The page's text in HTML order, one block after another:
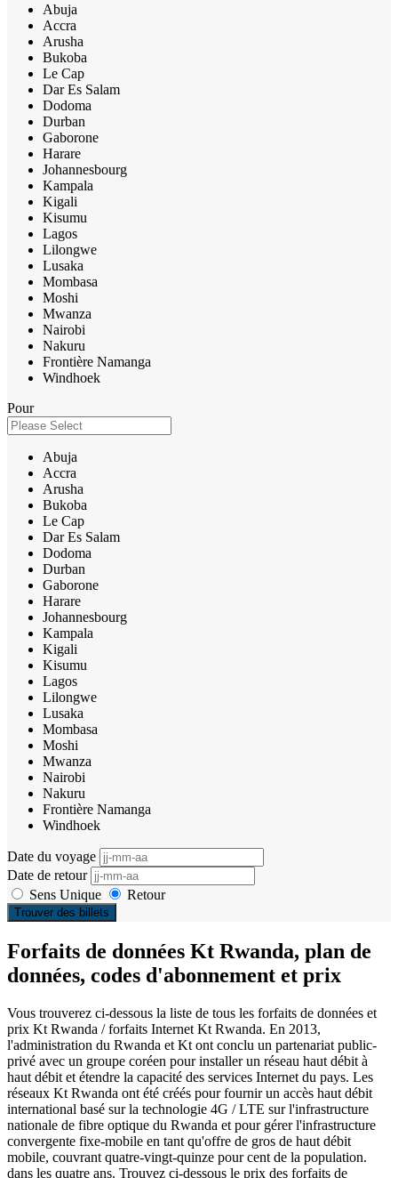
Abuja
Accra
Arusha
Bukoba
Le Cap
Dar Es Salam
Dodoma
Durban
Gaborone
Harare
Johannesbourg
Kampala
Kigali
Kisumu
Lagos
Lilongwe
Lusaka
Mombasa
Moshi
Mwanza
Nairobi
Nakuru
Frontière Namanga
Windhoek
Pour
Abuja
Accra
Arusha
Bukoba
Le Cap
Dar Es Salam
Dodoma
Durban
Gaborone
Harare
Johannesbourg
Kampala
Kigali
Kisumu
Lagos
Lilongwe
Lusaka
Mombasa
Moshi
Mwanza
Nairobi
Nakuru
Frontière Namanga
Windhoek
Date du voyage
Date de retour
Sens Unique
Retour
Trouver des billets
Forfaits de données Kt Rwanda, plan de
données, codes d'abonnement et prix
Vous trouverez ci-dessous la liste de tous les forfaits de données et
prix Kt Rwanda / forfaits Internet Kt Rwanda. En 2013,
l'administration du Rwanda et Kt ont conclu un partenariat public-
privé avec un groupe coréen pour installer un réseau haut débit à
haut débit et étendre la capacité des services Internet du pays. Les
réseaux Kt Rwanda ont été créés pour fournir un accès haut débit
international basé sur la technologie 4G / LTE sur l'infrastructure
nationale de fibre optique du Rwanda et pour gérer l'infrastructure
convergente fixe-mobile en tant qu'offre de gros de haut débit
mobile, couvrant quatre-vingt-quinze pour cent de la population.
dans les quatre ans. Trouvez ci-dessous le prix des forfaits de